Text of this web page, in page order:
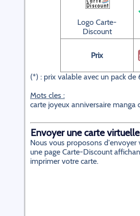
Logo Carte-
Discount
Prix
(*) : prix valable avec un pack de
Mots cles :
carte joyeux anniversaire manga
Envoyer une carte virtuelle
Nous vous proposons d'envoyer
une page Carte-Discount
imprimer votre carte.